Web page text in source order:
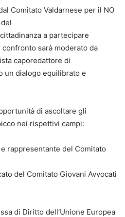
Comitato Valdarnese per il NO
a partecipare
sarà moderato da
caporedattore di
un dialogo equilibrato e
di ascoltare gli
nei rispettivi campi:
rappresentante del Comitato
del Comitato Giovani Avvocati
di Diritto dell’Unione Europea